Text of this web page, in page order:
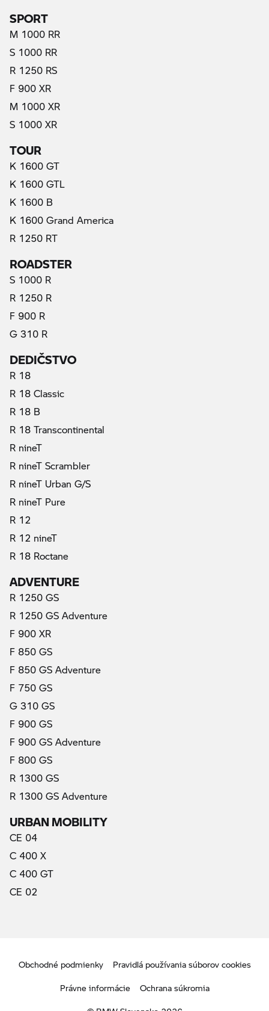
SPORT
M 1000 RR
S 1000 RR
R 1250 RS
F 900 XR
M 1000 XR
S 1000 XR
TOUR
K 1600 GT
K 1600 GTL
K 1600 B
K 1600 Grand America
R 1250 RT
ROADSTER
S 1000 R
R 1250 R
F 900 R
G 310 R
DEDIČSTVO
R 18
R 18 Classic
R 18 B
R 18 Transcontinental
R nineT(aktuálne)
R nineT Scrambler
R nineT Urban G/S
R nineT Pure
R 12
R 12 nineT
R 18 Roctane
ADVENTURE
R 1250 GS
R 1250 GS Adventure
F 900 XR
F 850 GS
F 850 GS Adventure
F 750 GS
G 310 GS
F 900 GS
F 900 GS Adventure
F 800 GS
R 1300 GS
R 1300 GS Adventure
URBAN MOBILITY
CE 04
C 400 X
C 400 GT
CE 02
Obchodné podmienky
Pravidlá používania súborov cookies
Právne informácie
Ochrana súkromia